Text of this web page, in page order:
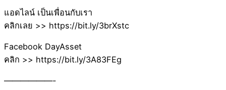
แอดไลน์ เป็นเพื่อนกับเรา
คลิกเลย >> https://bit.ly/3brXstc
Facebook DayAsset
คลิก >> https://bit.ly/3A83FEg
——————-